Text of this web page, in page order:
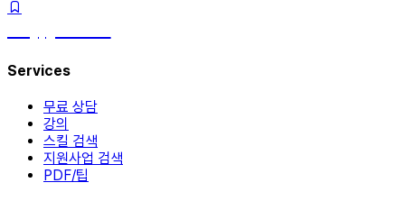
Services
무료 상담
강의
스킬 검색
지원사업 검색
PDF/팁